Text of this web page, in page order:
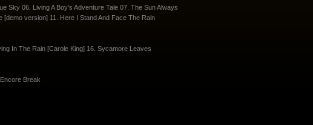
Sky 06. Living A Boy's Adventure Tale 07. The Sun Always
version] 11. Here I Stand And Face The Rain
In The Rain [Carole King] 16. Sycamore Leaves
Break